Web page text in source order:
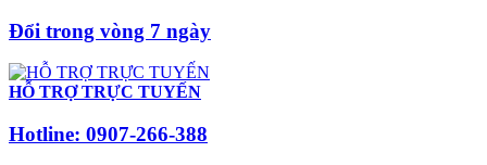
Đổi trong vòng 7 ngày
HỖ TRỢ TRỰC TUYẾN
Hotline: 0907-266-388